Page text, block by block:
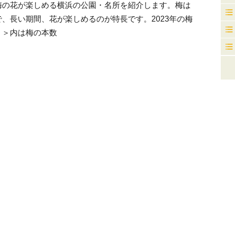
花が楽しめる横浜の公園・名所を紹介します。梅は
長い期間、花が楽しめるのが特長です。2023年の梅
内は梅の本数